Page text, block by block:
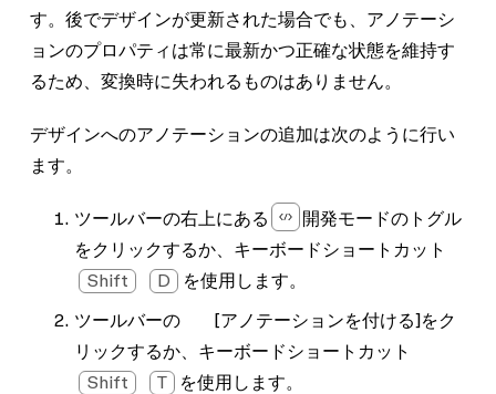
す。後でデザインが更新された場合でも、アノテーシ
ョンのプロパティは常に最新かつ正確な状態を維持す
るため、変換時に失われるものはありません。
デザインへのアノテーションの追加は次のように行い
ます。
ツールバーの右上にある
開発モードのトグル
をクリックするか、キーボードショートカット
Shift
D
を使用します。
ツールバーの
[アノテーションを付ける]をク
リックするか、キーボードショートカット
Shift
T
を使用します。